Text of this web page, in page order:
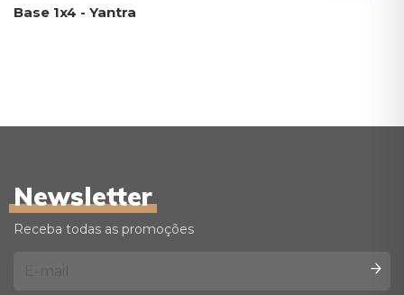
Base 1x4 - Yantra
Newsletter
Receba todas as promoções